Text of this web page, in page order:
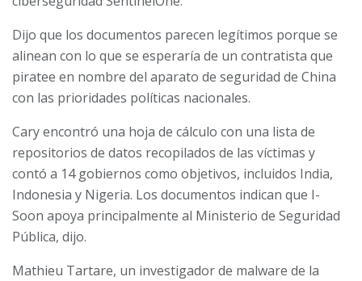
Dijo que los documentos parecen legítimos porque se
alinean con lo que se esperaría de un contratista que
piratee en nombre del aparato de seguridad de China
con las prioridades políticas nacionales.
Cary encontró una hoja de cálculo con una lista de
repositorios de datos recopilados de las víctimas y
contó a 14 gobiernos como objetivos, incluidos India,
Indonesia y Nigeria. Los documentos indican que I-
Soon apoya principalmente al Ministerio de Seguridad
Pública, dijo.
Mathieu Tartare, un investigador de malware de la